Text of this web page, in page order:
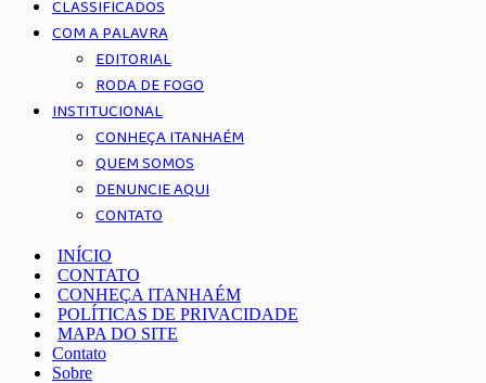
CLASSIFICADOS
COM A PALAVRA
EDITORIAL
RODA DE FOGO
INSTITUCIONAL
CONHEÇA ITANHAÉM
QUEM SOMOS
DENUNCIE AQUI
CONTATO
INÍCIO
CONTATO
CONHEÇA ITANHAÉM
POLÍTICAS DE PRIVACIDADE
MAPA DO SITE
Contato
Sobre